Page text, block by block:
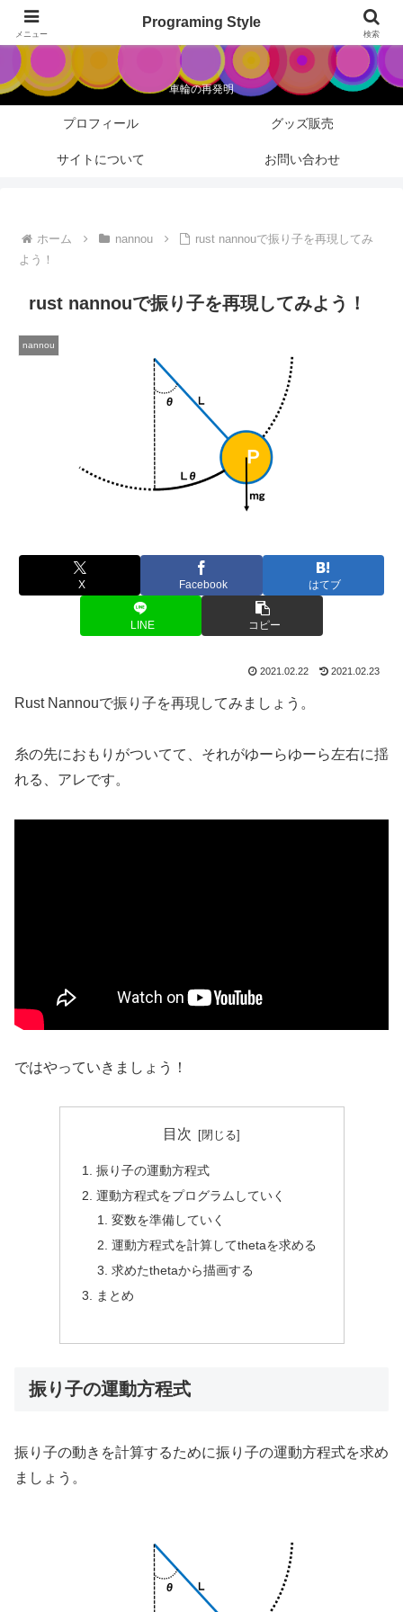
Programing Style
車輪の再発明
プロフィール グッズ販売
サイトについて お問い合わせ
ホーム nannou
rust nannouで振り子を再現してみ
よう！
rust nannouで振り子を再現してみよう！
nannou
X Facebook はてブ
LINE コピー
2021.02.22 2021.02.23
Rust Nannouで振り子を再現してみましょう。
糸の先におもりがついてて、それがゆーらゆーら左右に揺
れる、アレです。
ではやっていきましょう！
目次
振り子の運動方程式
運動方程式をプログラムしていく
変数を準備していく
運動方程式を計算してthetaを求める
求めたthetaから描画する
まとめ
振り子の運動方程式
振り子の動きを計算するために振り子の運動方程式を求め
ましょう。
メニュー
Programing Style
検索